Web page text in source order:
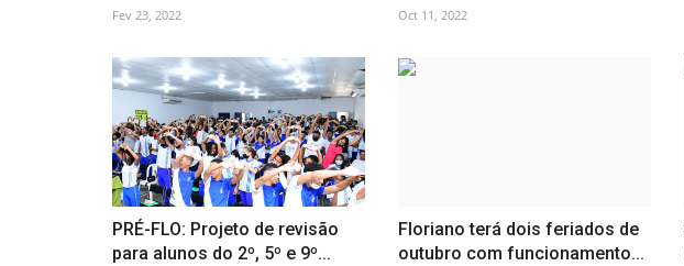
Fev 23, 2022 Oct 11, 2022
PRÉ-FLO: Projeto de revisão
para alunos do 2º, 5º e 9º...
Floriano terá dois feriados de
outubro com funcionamento...